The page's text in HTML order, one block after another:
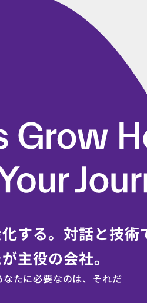
する。対話と技術
主役の会社。
たに必要なのは、それだ